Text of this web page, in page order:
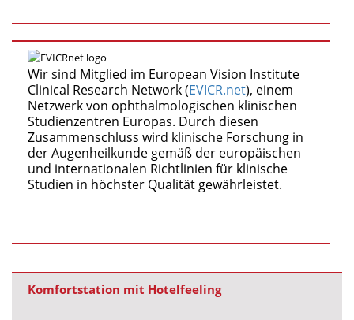
Wir sind Mitglied im European Vision Institute
Clinical Research Network (EVICR.net), einem
Netzwerk von ophthalmologischen klinischen
Studienzentren Europas. Durch diesen
Zusammenschluss wird klinische Forschung in
der Augenheilkunde gemäß der europäischen
und internationalen Richtlinien für klinische
Studien in höchster Qualität gewährleistet.
Komfortstation mit Hotelfeeling